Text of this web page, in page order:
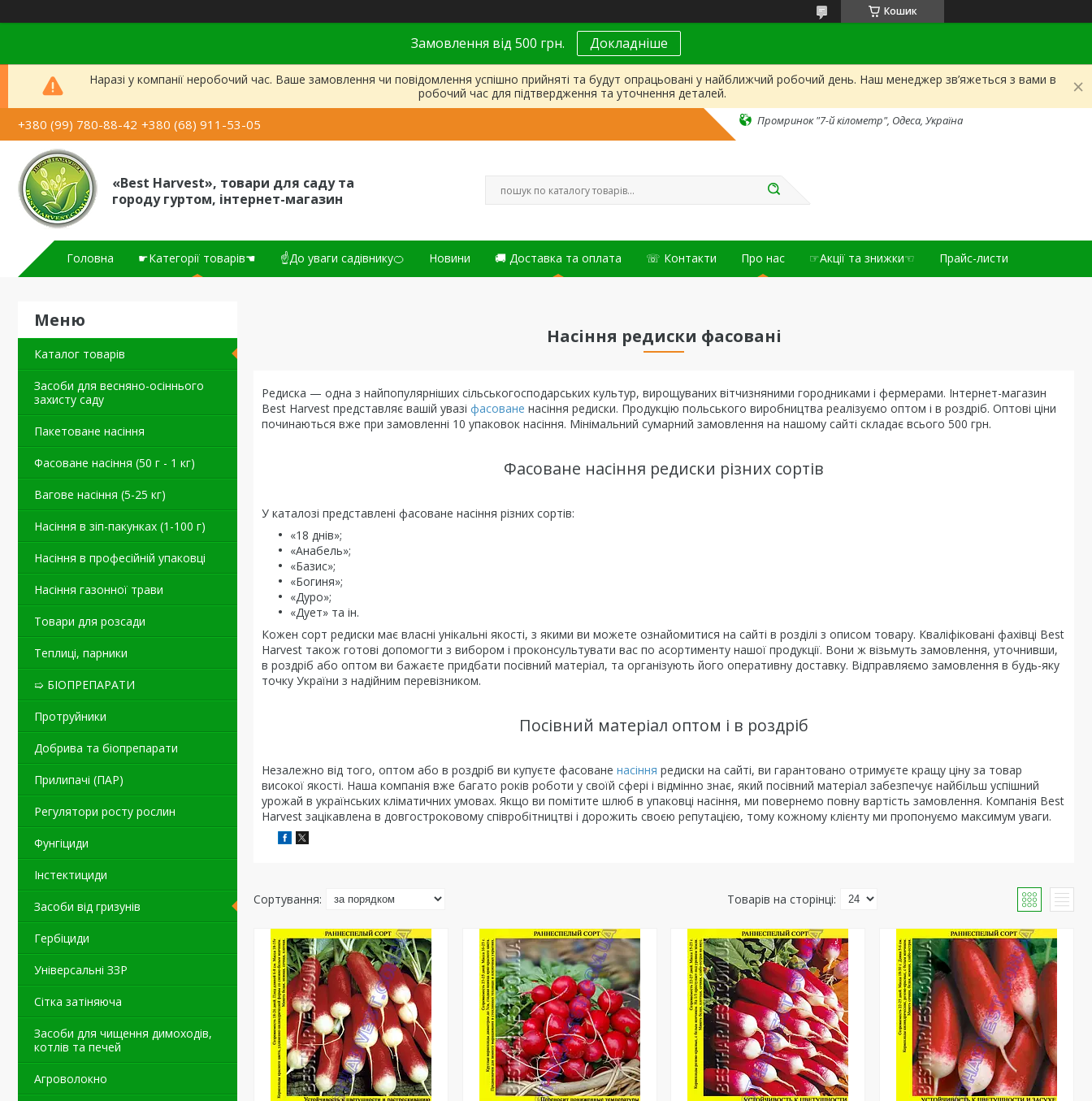
Кошик
Замовлення від 500 грн. Докладніше
Наразі у компанії неробочий час. Ваше замовлення чи повідомлення успішно прийняті та будут опрацьовані у найближчий робочий день. Наш менеджер зв’яжеться з вами в
робочий час для підтвердження та уточнення деталей.
+380 (99) 780-88-42 +380 (68) 911-53-05 Промринок "7-й кілометр", Одеса, Україна
«Best Harvest», товари для саду та
городу гуртом, інтернет-магазин
Головна ☛Категорії товарів☚ ☝До уваги садівнику🍊 Новини 🚚 Доставка та оплата ☏ Контакти Про нас ☞Акції та знижки☜ Прайс-листи
Каталог товарів
Засоби для весняно-осіннього
захисту саду
Пакетоване насіння
Фасоване насіння (50 г - 1 кг)
Вагове насіння (5-25 кг)
Насіння в зіп-пакунках (1-100 г)
Насіння в професійній упаковці
Насіння газонної трави
Товари для розсади
Теплиці, парники
➯ БІОПРЕПАРАТИ
Протруйники
Добрива та біопрепарати
Прилипачі (ПАР)
Регулятори росту рослин
Фунгіциди
Інстектициди
Засоби від гризунів
Гербіциди
Універсальні ЗЗР
Сітка затіняюча
Засоби для чищення димоходів,
котлів та печей
Агроволокно
Насіння редиски фасовані
Редиска — одна з найпопулярніших сільськогосподарських культур, вирощуваних вітчизняними городниками і фермерами. Інтернет-магазин
Best Harvest представляє вашій увазі фасоване насіння редиски. Продукцію польського виробництва реалізуємо оптом і в роздріб. Оптові ціни
починаються вже при замовленні 10 упаковок насіння. Мінімальний сумарний замовлення на нашому сайті складає всього 500 грн.
Фасоване насіння редиски різних сортів
У каталозі представлені фасоване насіння різних сортів:
«18 днів»;
«Анабель»;
«Базис»;
«Богиня»;
«Дуро»;
«Дует» та ін.
Кожен сорт редиски має власні унікальні якості, з якими ви можете ознайомитися на сайті в розділі з описом товару. Кваліфіковані фахівці Best
Harvest також готові допомогти з вибором і проконсультувати вас по асортименту нашої продукції. Вони ж візьмуть замовлення, уточнивши,
в роздріб або оптом ви бажаєте придбати посівний матеріал, та організують його оперативну доставку. Відправляємо замовлення в будь-яку
точку України з надійним перевізником.
Посівний матеріал оптом і в роздріб
Незалежно від того, оптом або в роздріб ви купуєте фасоване насіння редиски на сайті, ви гарантовано отримуєте кращу ціну за товар
високої якості. Наша компанія вже багато років роботи у своїй сфері і відмінно знає, який посівний матеріал забезпечує найбільш успішний
урожай в українських кліматичних умовах. Якщо ви помітите шлюб в упаковці насіння, ми повернемо повну вартість замовлення. Компанія Best
Harvest зацікавлена в довгостроковому співробітництві і дорожить своєю репутацією, тому кожному клієнту ми пропонуємо максимум уваги.